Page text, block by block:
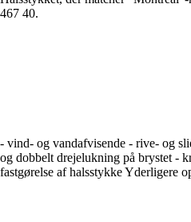
467 40.
- vind- og vandafvisende - rive- og
og dobbelt drejelukning på brystet -
fastgørelse af halsstykke Yderligere